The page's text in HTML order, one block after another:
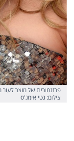
פרזנטורית של מוצר
צילום: גטי אימג'ס